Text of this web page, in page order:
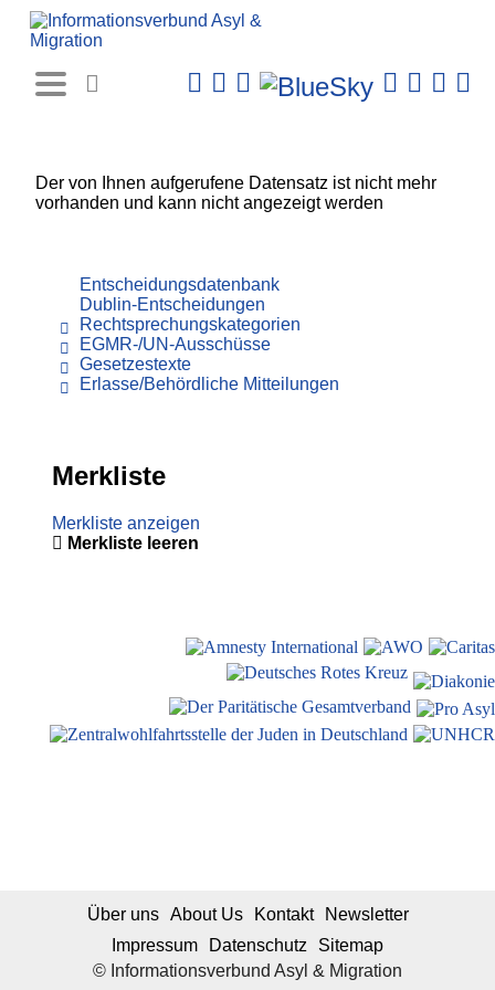
Der von Ihnen aufgerufene Datensatz ist nicht mehr
vorhanden und kann nicht angezeigt werden
Entscheidungsdatenbank
Dublin-Entscheidungen
Rechtsprechungskategorien
EGMR-/UN-Ausschüsse
Gesetzestexte
Erlasse/Behördliche Mitteilungen
Merkliste
Merkliste anzeigen
Merkliste leeren
© Informationsverbund Asyl & Migration
Über uns About Us Kontakt
Newsletter
Impressum
Datenschutz Sitemap